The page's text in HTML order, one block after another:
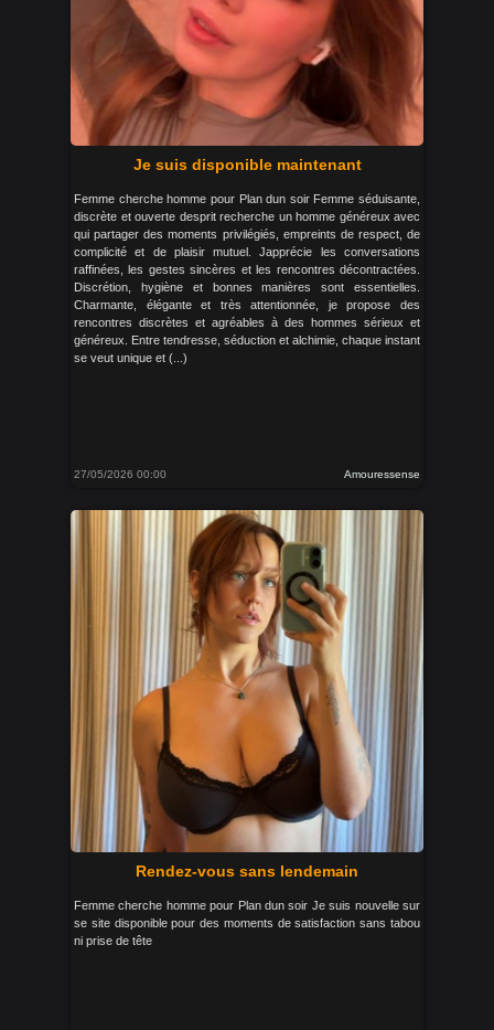
Je suis disponible maintenant
Femme cherche homme pour Plan dun soir Femme séduisante,
discrète et ouverte desprit recherche un homme généreux avec
qui partager des moments privilégiés, empreints de respect, de
complicité et de plaisir mutuel. Japprécie les conversations
raffinées, les gestes sincères et les rencontres décontractées.
Discrétion, hygiène et bonnes manières sont essentielles.
Charmante, élégante et très attentionnée, je propose des
rencontres discrètes et agréables à des hommes sérieux et
généreux. Entre tendresse, séduction et alchimie, chaque instant
se veut unique et (...)
27/05/2026 00:00 Amouressense
Rendez-vous sans lendemain
Femme cherche homme pour Plan dun soir Je suis nouvelle sur
se site disponible pour des moments de satisfaction sans tabou
ni prise de tête